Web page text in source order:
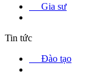
Gia sư
Tin tức
Đào tạo